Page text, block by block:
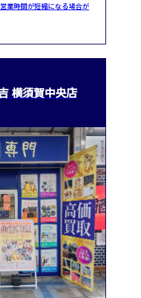
業時間が短縮になる場合が
横須賀中央店